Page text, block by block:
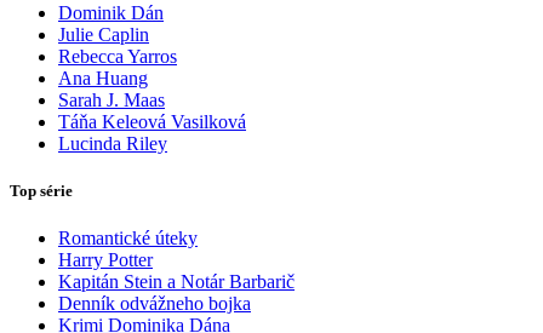
Dominik Dán
Julie Caplin
Rebecca Yarros
Ana Huang
Sarah J. Maas
Táňa Keleová Vasilková
Lucinda Riley
Top série
Romantické úteky
Harry Potter
Kapitán Stein a Notár Barbarič
Denník odvážneho bojka
Krimi Dominika Dána